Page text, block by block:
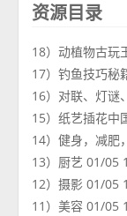
资源目录
18）动植物古玩
17）钓鱼技巧秘
16）对联、灯谜
15）纸艺插花中
14）健身，减肥
13）厨艺 01/05
12）摄影 01/05
11）美容 01/05